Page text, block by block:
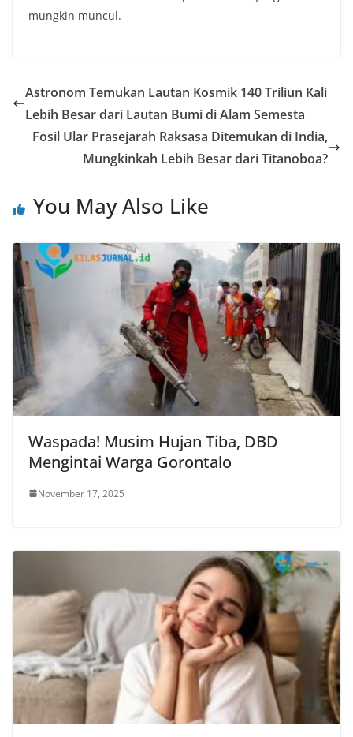
mungkin muncul.
Astronom Temukan Lautan Kosmik 140 Triliun Kali
Lebih Besar dari Lautan Bumi di Alam Semesta
Fosil Ular Prasejarah Raksasa Ditemukan di India,
Mungkinkah Lebih Besar dari Titanoboa?
You May Also Like
Waspada! Musim Hujan Tiba, DBD
Mengintai Warga Gorontalo
November 17, 2025